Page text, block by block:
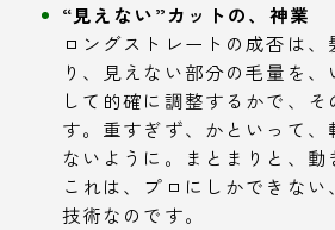
“見えない”カットの、神業
ロングストレートの成否は、
り、見えない部分の毛量を
して的確に調整するかで、そ
す。重すぎず、かといって
ないように。まとまりと、動
これは、プロにしかできな
技術なのです。